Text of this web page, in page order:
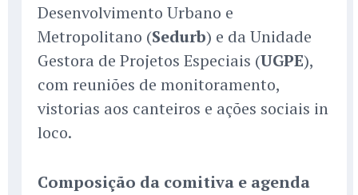
Desenvolvimento Urbano e
Metropolitano (Sedurb) e da Unidade
Gestora de Projetos Especiais (UGPE),
com reuniões de monitoramento,
vistorias aos canteiros e ações sociais in
loco.
Composição da comitiva e agenda